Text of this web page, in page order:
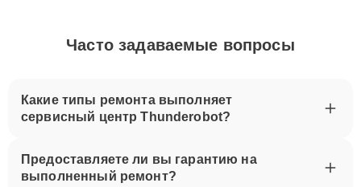
Часто задаваемые вопросы
Какие типы ремонта выполняет
сервисный центр Thunderobot?
Предоставляете ли вы гарантию на
выполненный ремонт?